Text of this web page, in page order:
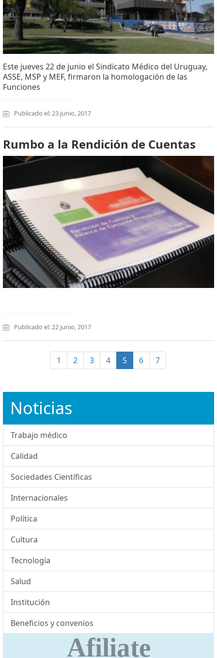
Este jueves 22 de junio el Sindicato Médico del Uruguay,
ASSE, MSP y MEF, firmaron la homologación de las
Funciones
Publicado el: 23 junio, 2017
Rumbo a la Rendición de Cuentas
Publicado el: 22 junio, 2017
1 2 3 4 5(current)
6 7
Noticias
Trabajo médico
Calidad
Sociedades Científicas
Internacionales
Política
Cultura
Tecnología
Salud
Institución
Beneficios y convenios